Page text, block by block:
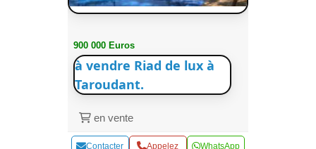
900 000 Euros
à vendre Riad de lux à
Taroudant.
en vente
Contacter Appelez WhatsApp